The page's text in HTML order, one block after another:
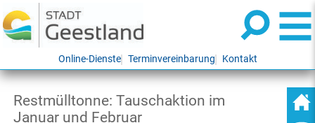
Online-Dienste Terminvereinbarung Kontakt
Restmülltonne: Tauschaktion im
Januar und Februar